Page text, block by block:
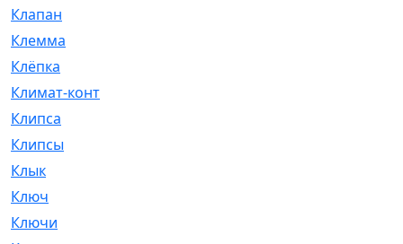
Клапан
Клемма
Клёпка
Климат-контроль
Клипса
Клипсы
Клык
Ключ
Ключи